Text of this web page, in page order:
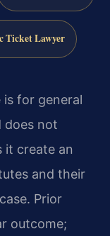
Ticket Lawyer
is for general
does not
it create an
and their
Prior
outcome;